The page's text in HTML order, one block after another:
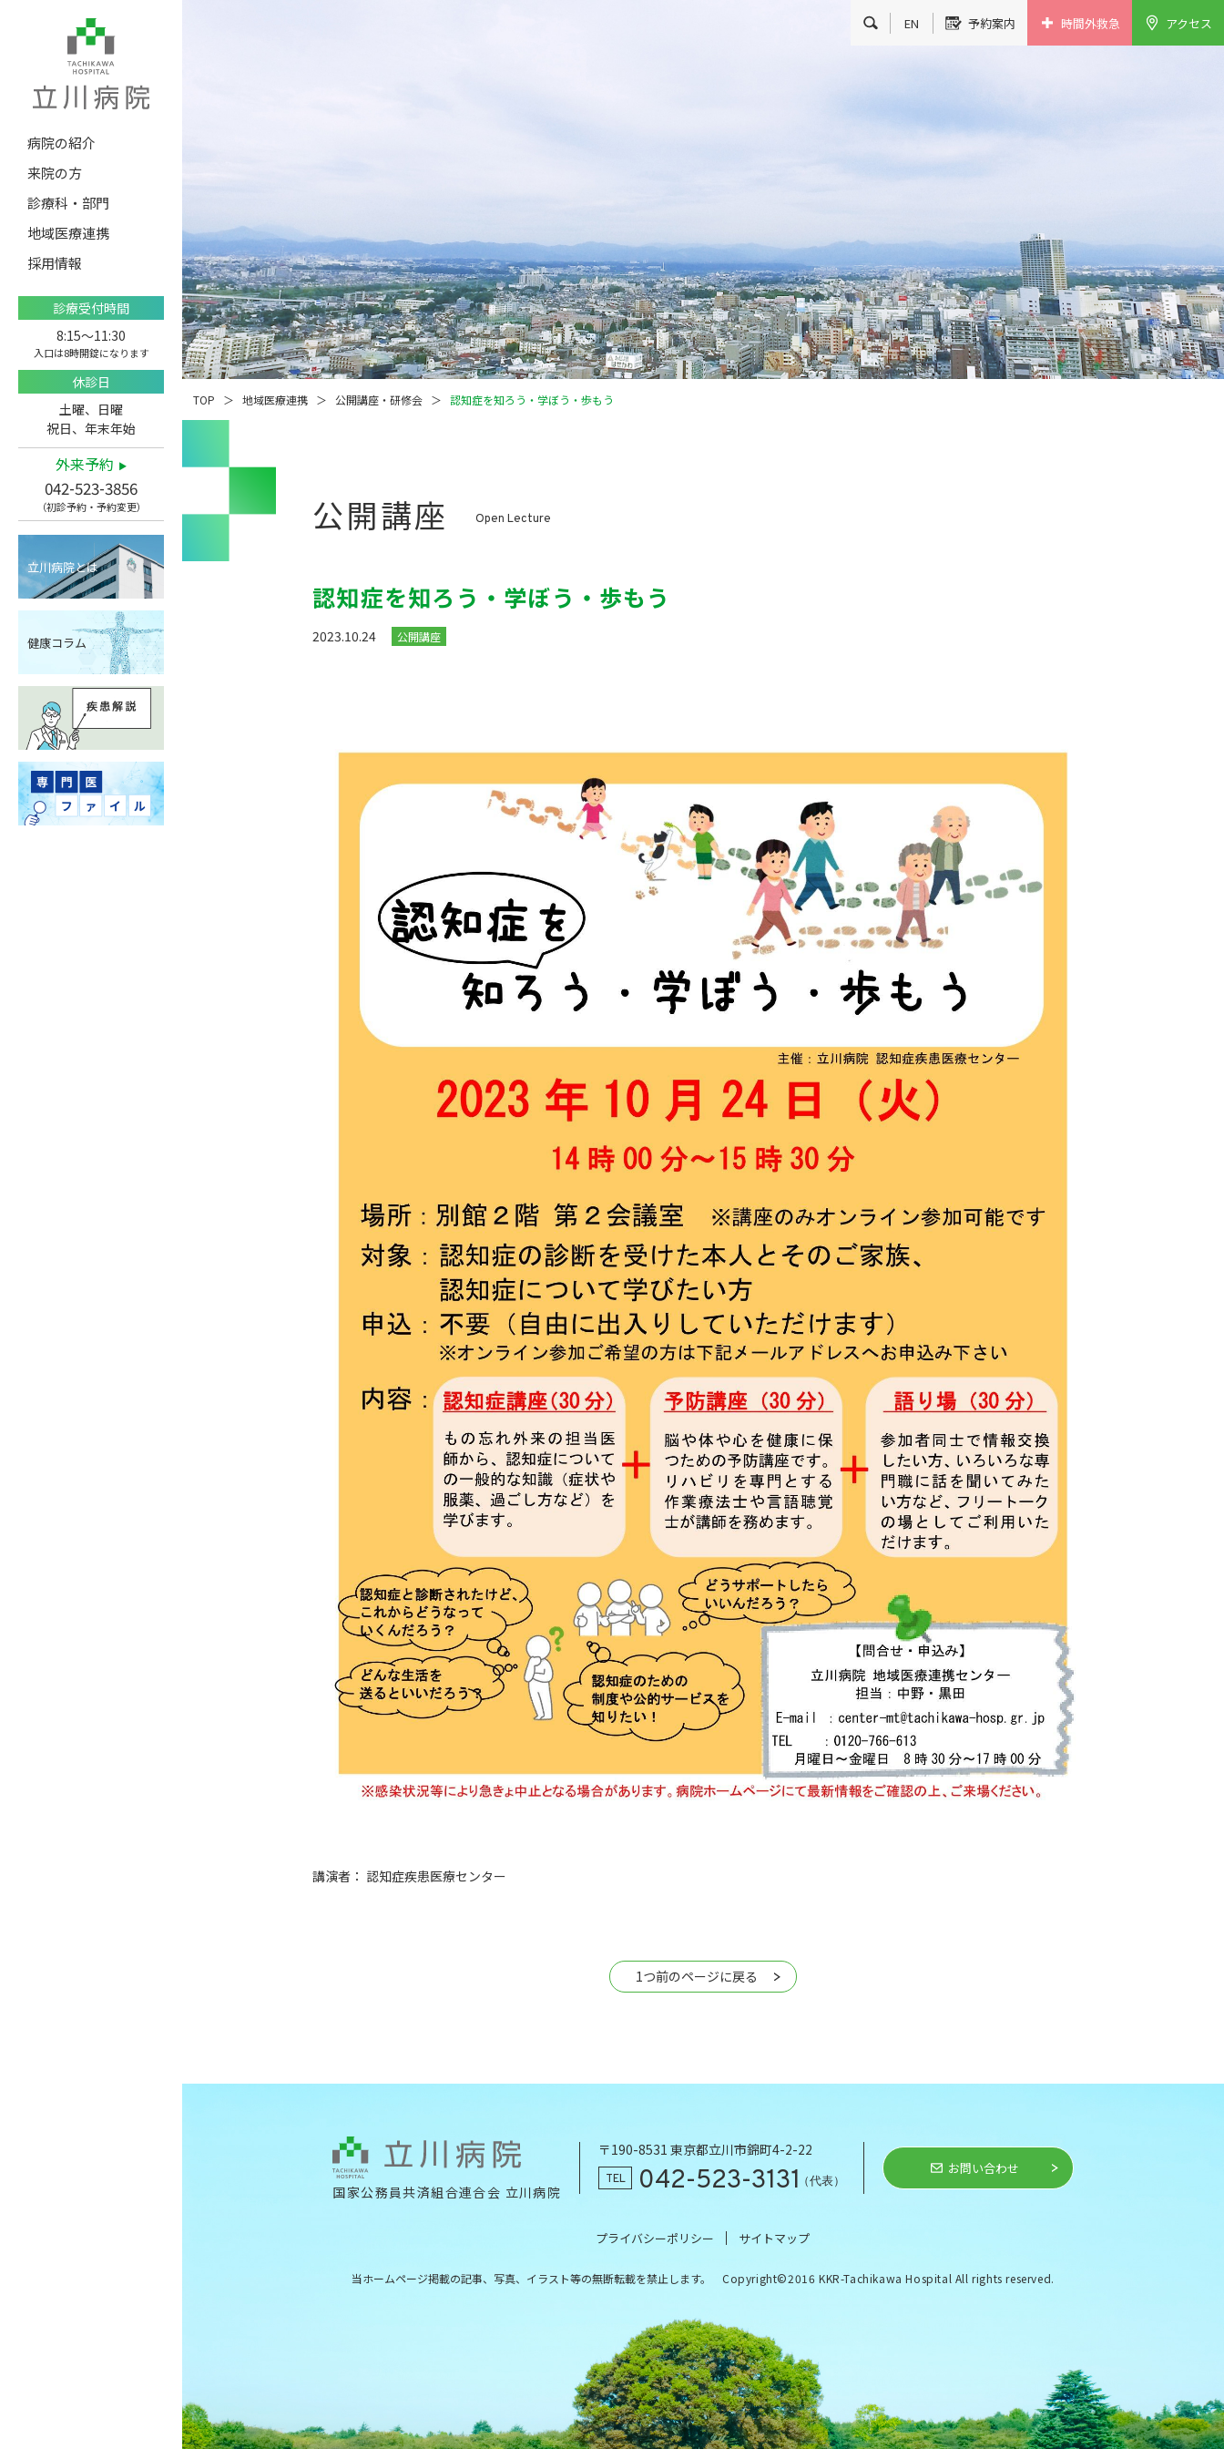
病院の紹介
来院の方
診療科・部門
地域医療連携
採用情報
診療受付時間
8:15〜11:30
入口は8時開錠になります
休診日
土曜、日曜
祝日、年末年始
外来予約
042-523-3856
（初診予約・予約変更）
立川病院とは
健康コラム
EN 予約案内 時間外救急 アクセス
TOP 地域医療連携 公開講座・研修会 認知症を知ろう・学ぼう・歩もう
公開講座 Open Lecture
認知症を知ろう・学ぼう・歩もう
2023.10.24 公開講座
講演者： 認知症疾患医療センター
1つ前のページに戻る
国家公務員共済組合連合会 立川病院
〒190-8531 東京都立川市錦町4-2-22
TEL 042-523-3131 （代表）
お問い合わせ
プライバシーポリシー サイトマップ
当ホームページ掲載の記事、写真、イラスト等の無断転載を禁止します。 Copyright©2016 KKR-Tachikawa Hospital All rights reserved.